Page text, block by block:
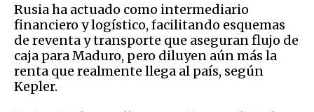
Rusia ha actuado como intermediario
financiero y logístico, facilitando esquemas
de reventa y transporte que aseguran flujo de
caja para Maduro, pero diluyen aún más la
renta que realmente llega al país, según
Kepler.